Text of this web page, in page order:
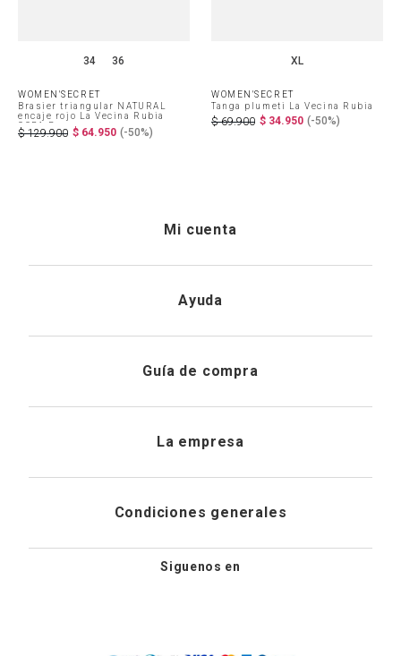
34 36
WOMEN'SECRET
Brasier triangular NATURAL
encaje rojo La Vecina Rubia
COPA-B
$ 129.900 $ 64.950 (-50%)
XL
WOMEN'SECRET
Tanga plumeti La Vecina Rubia
$ 69.900 $ 34.950 (-50%)
Mi cuenta
Registrarme
Historial de pedidos
Ayuda
Envíanos un email
Cambios, devoluciones y desistimiento
Guía de compra
Cuidado de prendas
La empresa
Tiendas
Condiciones generales
Aviso legal
Siguenos en